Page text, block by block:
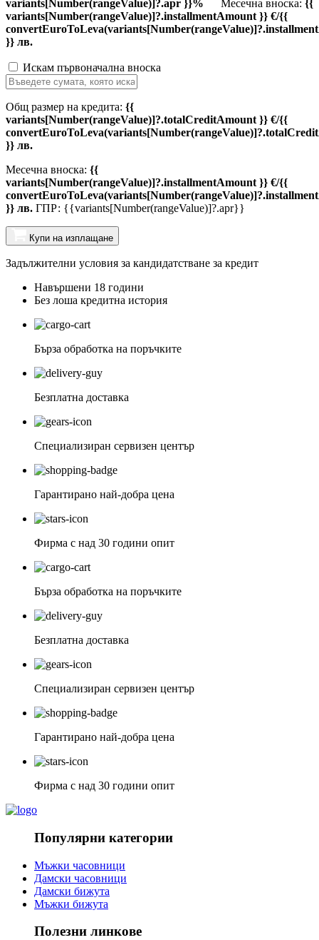
variants[Number(rangeValue)]?.apr }}% Месечна вноска: {{
variants[Number(rangeValue)]?.installmentAmount }} €/{{
}} лв.
Искам първоначална вноска
Общ размер на кредита: {{
variants[Number(rangeValue)]?.totalCreditAmount }} €/{{
}} лв.
Месечна вноска: {{
variants[Number(rangeValue)]?.installmentAmount }} €/{{
}} лв. ГПР: {{variants[Number(rangeValue)]?.apr}}
Купи на изплащане
Задължителни условия за кандидатстване за кредит
Навършени 18 години
Без лоша кредитна история
Бърза обработка на поръчките
Безплатна доставка
Специализиран сервизен център
Гарантирано най-добра цена
Фирма с над 30 години опит
Бърза обработка на поръчките
Безплатна доставка
Специализиран сервизен център
Гарантирано най-добра цена
Фирма с над 30 години опит
Популярни категории
Мъжки часовници
Дамски часовници
Дамски бижута
Мъжки бижута
Полезни линкове